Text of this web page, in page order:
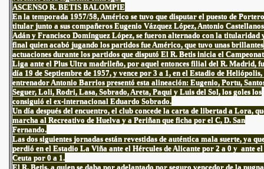
ASCENSO R. BETIS BALOMPIE
En la temporada 1957/58, Américo se tuvo que disputar el puesto de Portero
titular junto a sus compañeros Eugenio Vázquez López, Antonio Castellanos
Adán y Francisco Domínguez López, se fueron alternado con la titularidad
final quien acabó jugando los partidos fue Américo, que tuvo unas brillantes
actuaciones durante los partidos que disputó El R. Betis inicia el
Liga ante el Plus Ultra madrileño, por aquel entonces filial del R. Madrid,
día 19 de Septiembre de 1957, y vence por 3 a 1, en el Estadio de Heliópolis,
entrenador Antonio Barrios presentó esta alineación: Eugenio, Portu,
Seguer, Loli, Rodri, Lasa, Sobrado, Areta, Paqui y Luis del Sol, los goles los
consiguió el ex-internacional Eduardo Sobrado.
Un día después del encuentro, el club concede la carta de libertad a Lora,
marcha al Recreativo de Huelva y a Periñan que ficha por el C, D. San
Fernando.
Las dos siguientes jornadas están revestidas de auténtica mala suerte, ya
perdió en el Estadio La Viña ante el Hércules de Alicante por 2 a 0 y ante el
Ceuta por 0 a 1.
El R. Betis, a quien se daba por adelantado por seguro vencedor de la pugna